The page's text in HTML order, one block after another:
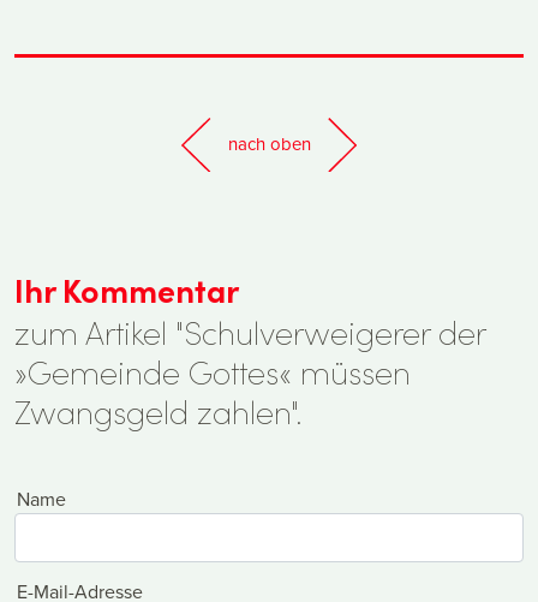
nach oben
Ihr Kommentar
zum Artikel "Schulverweigerer der
»Gemeinde Gottes« müssen
Zwangsgeld zahlen".
Name
E-Mail-Adresse